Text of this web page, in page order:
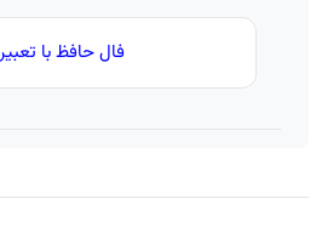
فال حافظ با تعبیر